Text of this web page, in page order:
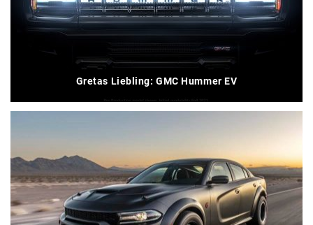
Gretas Liebling: GMC Hummer EV